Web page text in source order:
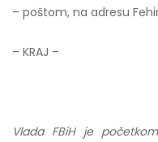
– poštom, na adresu
– KRAJ –
Vlada FBiH je